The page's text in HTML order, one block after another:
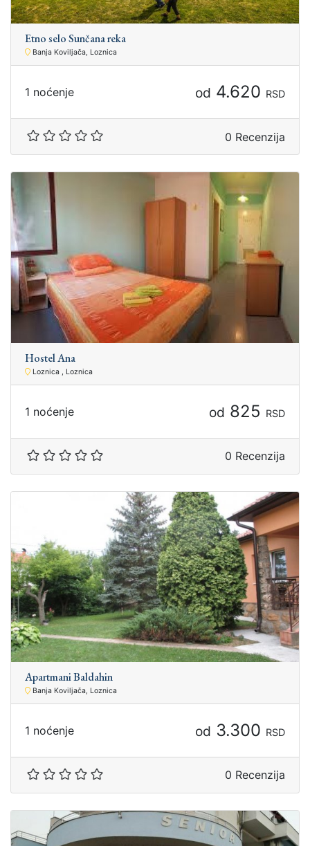
Etno selo Sunčana reka
Banja Koviljača, Loznica
1 noćenje od 4.620 RSD
0 Recenzija
Hostel Ana
Loznica , Loznica
1 noćenje od 825 RSD
0 Recenzija
Apartmani Baldahin
Banja Koviljača, Loznica
1 noćenje od 3.300 RSD
0 Recenzija